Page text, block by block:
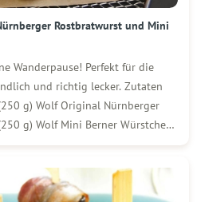
Rostbratwurst und Mini
Wanderpause! Perfekt für die
und richtig lecker. Zutaten
g) Wolf Original Nürnberger
g) Wolf Mini Berner Würstchen